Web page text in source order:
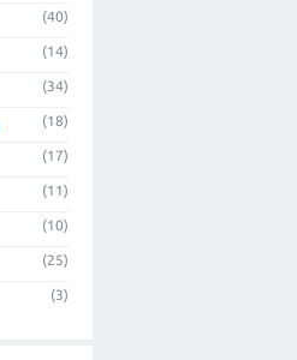
(40)
(14)
(34)
(18)
(17)
(11)
(10)
(25)
(3)